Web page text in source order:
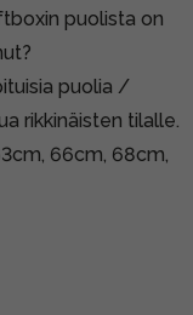
puolista on
puolia /
rikkinäisten tilalle.
66cm, 68cm,